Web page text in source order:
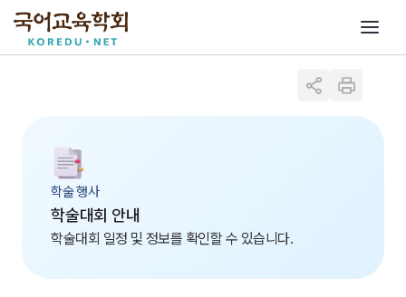
학술 행사
학술대회 안내
학술대회 일정 및 정보를 확인할 수 있습니다.